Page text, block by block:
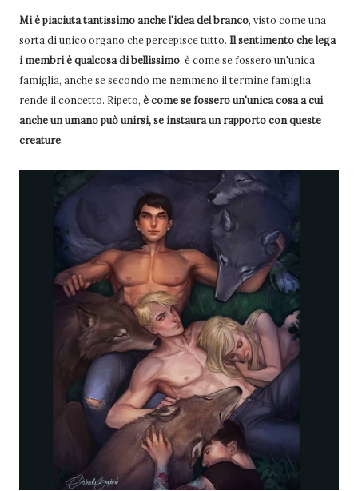
Mi è piaciuta tantissimo anche l'idea del branco, visto come una
sorta di unico organo che percepisce tutto. Il sentimento che lega
i membri è qualcosa di bellissimo, è come se fossero un'unica
famiglia, anche se secondo me nemmeno il termine famiglia
rende il concetto. Ripeto, è come se fossero un'unica cosa a cui
anche un umano può unirsi, se instaura un rapporto con queste
creature.